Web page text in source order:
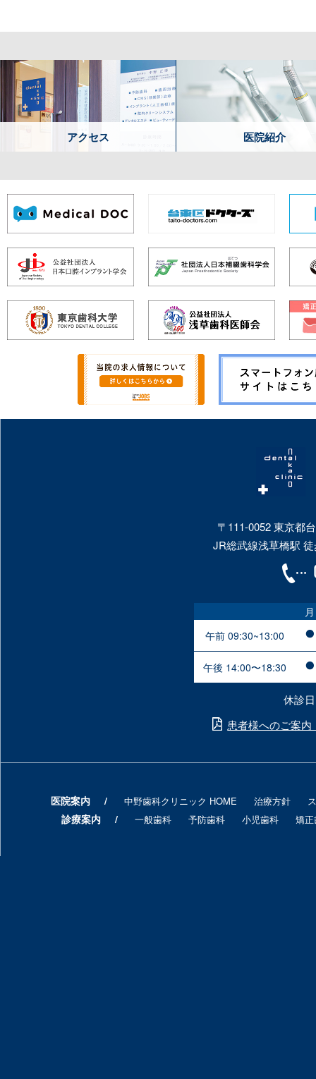
アクセス 医院紹介
〒111-0052 東京都
JR総武線浅草橋駅
月
午前 09:30~13:00
午後 14:00〜18:30
休診
患者様へのご案
医院案内 中野歯科クリニック HOME 治療方針
診療案内 一般歯科 予防歯科 小児歯科 矯